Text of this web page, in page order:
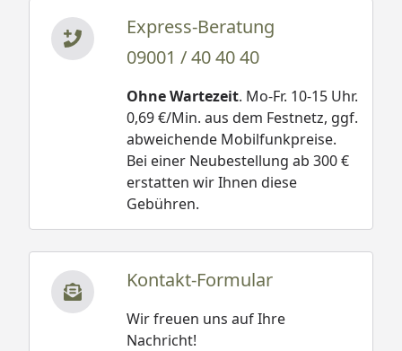
Express-Beratung
09001 / 40 40 40
Ohne Wartezeit. Mo-Fr. 10-15 Uhr.
0,69 €/Min. aus dem Festnetz, ggf.
abweichende Mobilfunkpreise.
Bei einer Neubestellung ab 300 €
erstatten wir Ihnen diese
Gebühren.
Kontakt-Formular
Wir freuen uns auf Ihre
Nachricht!